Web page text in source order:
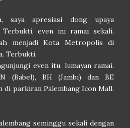
saya apresiasi dong upaya
Terbukti, even ini ramai sekali.
menjadi Kota Metropolis di
Terbukti,
even itu, lumayan ramai.
(Babel), BH (Jambi) dan BE
di parkiran Palembang Icon Mall.
seminggu sekali dengan